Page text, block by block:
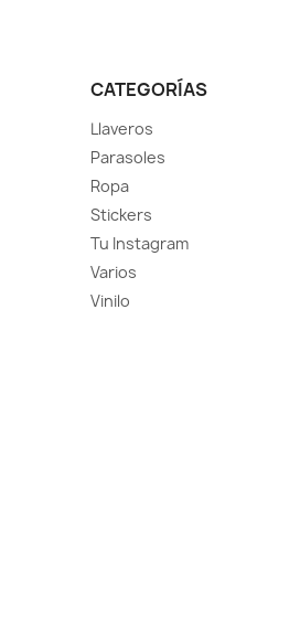
CATEGORÍAS
Llaveros
Parasoles
Ropa
Stickers
Tu Instagram
Varios
Vinilo